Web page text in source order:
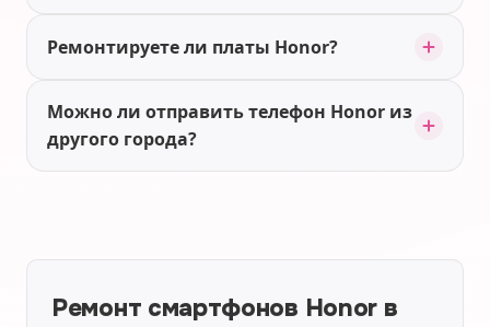
Ремонтируете ли платы Honor?
Можно ли отправить телефон Honor из
другого города?
Ремонт смартфонов Honor в